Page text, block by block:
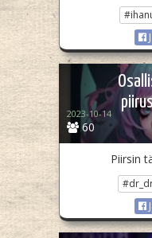
60
2023-10-14
Piirsin